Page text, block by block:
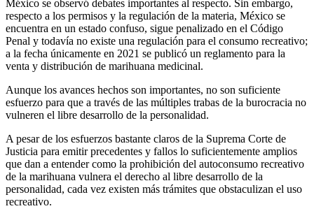
Linkedin
México se observó debates importantes al respecto. Sin embargo,
respecto a los permisos y la regulación de la materia, México se
encuentra en un estado confuso, sigue penalizado en el Código
Penal y todavía no existe una regulación para el consumo recreativo;
a la fecha únicamente en 2021 se publicó un reglamento para la
venta y distribución de marihuana medicinal.
Aunque los avances hechos son importantes, no son suficiente
esfuerzo para que a través de las múltiples trabas de la burocracia no
vulneren el libre desarrollo de la personalidad.
A pesar de los esfuerzos bastante claros de la Suprema Corte de
Justicia para emitir precedentes y fallos lo suficientemente amplios
que dan a entender como la prohibición del autoconsumo recreativo
de la marihuana vulnera el derecho al libre desarrollo de la
personalidad, cada vez existen más trámites que obstaculizan el uso
recreativo.